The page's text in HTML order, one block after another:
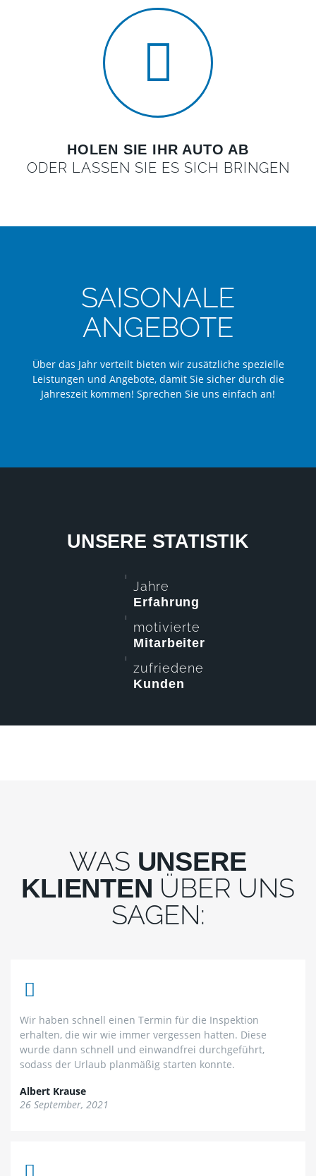
HOLEN SIE IHR AUTO AB
ODER LASSEN SIE ES SICH BRINGEN
SAISONALE
ANGEBOTE
Über das Jahr verteilt bieten wir zusätzliche spezielle
Leistungen und Angebote, damit Sie sicher durch die
Jahreszeit kommen! Sprechen Sie uns einfach an!
UNSERE STATISTIK
Jahre
Erfahrung
motivierte
Mitarbeiter
zufriedene
Kunden
WAS UNSERE
KLIENTEN ÜBER UNS
SAGEN:
Wir haben schnell einen Termin für die Inspektion
erhalten, die wir wie immer vergessen hatten. Diese
wurde dann schnell und einwandfrei durchgeführt,
sodass der Urlaub planmäßig starten konnte.
Albert Krause
26 September, 2021